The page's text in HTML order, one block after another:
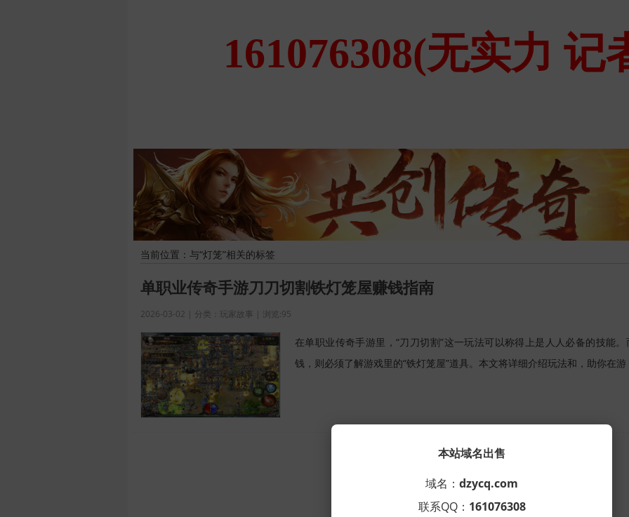
当前位置：与“灯笼”相关的标签
单职业传奇手游刀刀切割铁灯笼屋赚钱指南
2026-03-02 | 分类：玩家故事 | 浏览:95
在单职业传奇手游里，“刀刀切割”这一玩法可以称得上是人人必备的技能
钱，则必须了解游戏里的“铁灯笼屋”道具。本文将详细介绍玩法和，助你在游
页1条
本站域名出售
域名： dzycq.com
联系QQ： 161076308